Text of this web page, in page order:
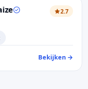
2.7
e-mail,Bekijken → —